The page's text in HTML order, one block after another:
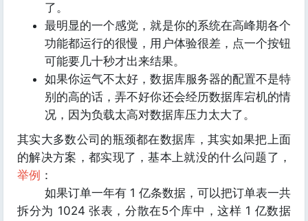
了。
最明显的一个感觉，就是你的系统在高峰期各个
功能都运行的很慢，用户体验很差，点一个按钮
可能要几十秒才出来结果。
如果你运气不太好，数据库服务器的配置不是特
别的高的话，弄不好你还会经历数据库宕机的情
况，因为负载太高对数据库压力太大了。
其实大多数公司的瓶颈都在数据库，其实如果把上面
的解决方案，都实现了，基本上就没的什么问题了，
举例 ：
如果订单一年有 1 亿条数据，可以把订单表一共
拆分为 1024 张表，分散在5个库中，这样 1 亿数据